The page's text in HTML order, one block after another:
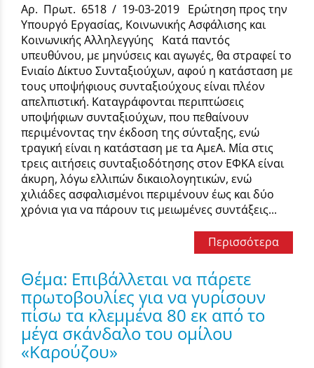
Αρ. Πρωτ. 6518 / 19-03-2019 Ερώτηση προς την
Υπουργό Εργασίας, Κοινωνικής Ασφάλισης και
Κοινωνικής Αλληλεγγύης Κατά παντός
υπευθύνου, με μηνύσεις και αγωγές, θα στραφεί το
Ενιαίο Δίκτυο Συνταξιούχων, αφού η κατάσταση με
τους υποψήφιους συνταξιούχους είναι πλέον
απελπιστική. Καταγράφονται περιπτώσεις
υποψήφιων συνταξιούχων, που πεθαίνουν
περιμένοντας την έκδοση της σύνταξης, ενώ
τραγική είναι η κατάσταση με τα ΑμεΑ. Μία στις
τρεις αιτήσεις συνταξιοδότησης στον ΕΦΚΑ είναι
άκυρη, λόγω ελλιπών δικαιολογητικών, ενώ
χιλιάδες ασφαλισμένοι περιμένουν έως και δύο
χρόνια για να πάρουν τις μειωμένες συντάξεις...
Περισσότερα
Θέμα: Επιβάλλεται να πάρετε
πρωτοβουλίες για να γυρίσουν
πίσω τα κλεμμένα 80 εκ από το
μέγα σκάνδαλο του ομίλου
«Καρούζου»